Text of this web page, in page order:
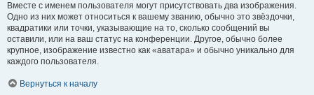
Вместе с именем пользователя могут присутствовать два изображения.
Одно из них может относиться к вашему званию, обычно это звёздочки,
квадратики или точки, указывающие на то, сколько сообщений вы
оставили, или на ваш статус на конференции. Другое, обычно более
крупное, изображение известно как «аватара» и обычно уникально для
каждого пользователя.
Вернуться к началу